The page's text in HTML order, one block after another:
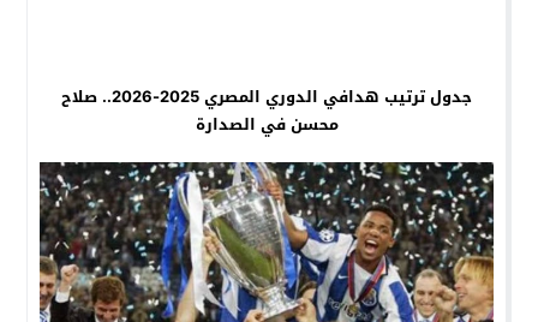
جدول ترتيب هدافي الدوري المصري 2025-2026.. صلاح
محسن في الصدارة